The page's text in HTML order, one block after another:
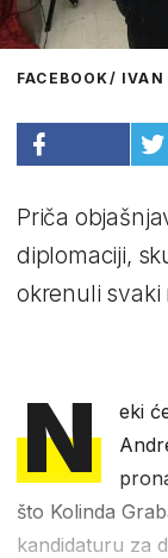
FACEBOOK/ IVAN
Priča
diplomaciji,
okrenuli svaki
N
eki
što Kolinda
kandidaturu za